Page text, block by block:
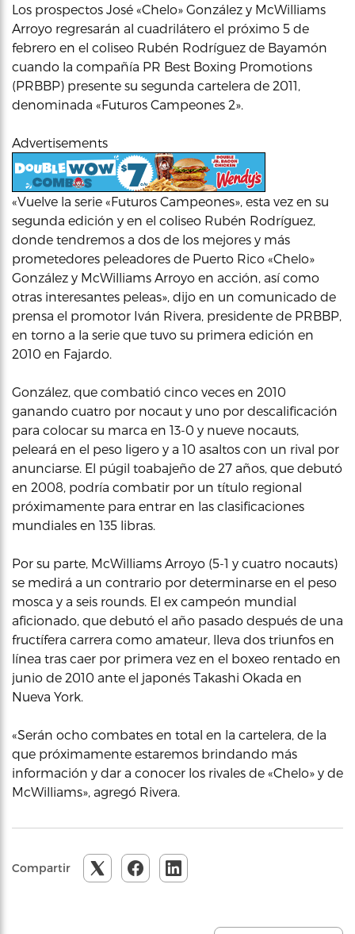
Los prospectos José «Chelo» González y McWilliams
Arroyo regresarán al cuadrilátero el próximo 5 de
febrero en el coliseo Rubén Rodríguez de Bayamón
cuando la compañía PR Best Boxing Promotions
(PRBBP) presente su segunda cartelera de 2011,
denominada «Futuros Campeones 2».
Advertisements
«Vuelve la serie «Futuros Campeones», esta vez en su
segunda edición y en el coliseo Rubén Rodríguez,
donde tendremos a dos de los mejores y más
prometedores peleadores de Puerto Rico «Chelo»
González y McWilliams Arroyo en acción, así como
otras interesantes peleas», dijo en un comunicado de
prensa el promotor Iván Rivera, presidente de PRBBP,
en torno a la serie que tuvo su primera edición en
2010 en Fajardo.
González, que combatió cinco veces en 2010
ganando cuatro por nocaut y uno por descalificación
para colocar su marca en 13-0 y nueve nocauts,
peleará en el peso ligero y a 10 asaltos con un rival por
anunciarse. El púgil toabajeño de 27 años, que debutó
en 2008, podría combatir por un título regional
próximamente para entrar en las clasificaciones
mundiales en 135 libras.
Por su parte, McWilliams Arroyo (5-1 y cuatro nocauts)
se medirá a un contrario por determinarse en el peso
mosca y a seis rounds. El ex campeón mundial
aficionado, que debutó el año pasado después de una
fructífera carrera como amateur, lleva dos triunfos en
línea tras caer por primera vez en el boxeo rentado en
junio de 2010 ante el japonés Takashi Okada en
Nueva York.
«Serán ocho combates en total en la cartelera, de la
que próximamente estaremos brindando más
información y dar a conocer los rivales de «Chelo» y de
McWilliams», agregó Rivera.
Compartir